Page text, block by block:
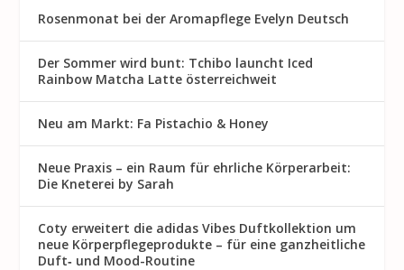
Rosenmon at bei der Aromapflege Evelyn Deutsch
Der Sommer wird bunt: Tchibo launcht Iced
Rainbow Matcha Latte österreichweit
Neu am Markt: Fa Pistachio & Honey
Neue Praxis – ein Raum für ehrliche Körperarbeit:
Die Kneterei by Sarah
Coty erweitert die adidas Vibes Duftkollektion um
neue Körperpflegeprodukte – für eine ganzheitliche
Duft‑ und Mood-Routine